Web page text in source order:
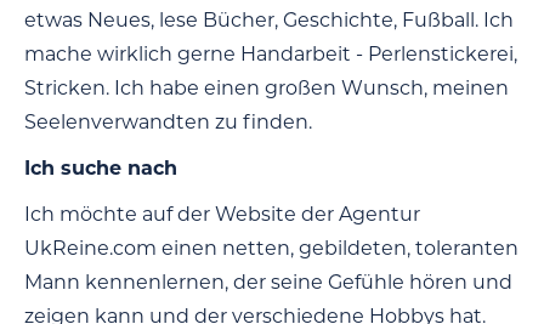
etwas Neues, lese Bücher, Geschichte, Fußball. Ich
mache wirklich gerne Handarbeit - Perlenstickerei,
Stricken. Ich habe einen großen Wunsch, meinen
Seelenverwandten zu finden.
Ich suche nach
Ich möchte auf der Website der Agentur
UkReine.com einen netten, gebildeten, toleranten
Mann kennenlernen, der seine Gefühle hören und
zeigen kann und der verschiedene Hobbys hat.